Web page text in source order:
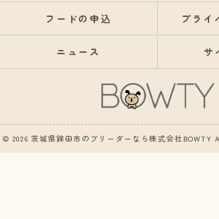
フードの申込 プライ
ニュース サ
© 2026 茨城県鉾田市のブリーダーなら株式会社BOWTY